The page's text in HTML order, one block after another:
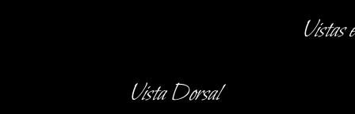
Vistas
Vista Dorsal